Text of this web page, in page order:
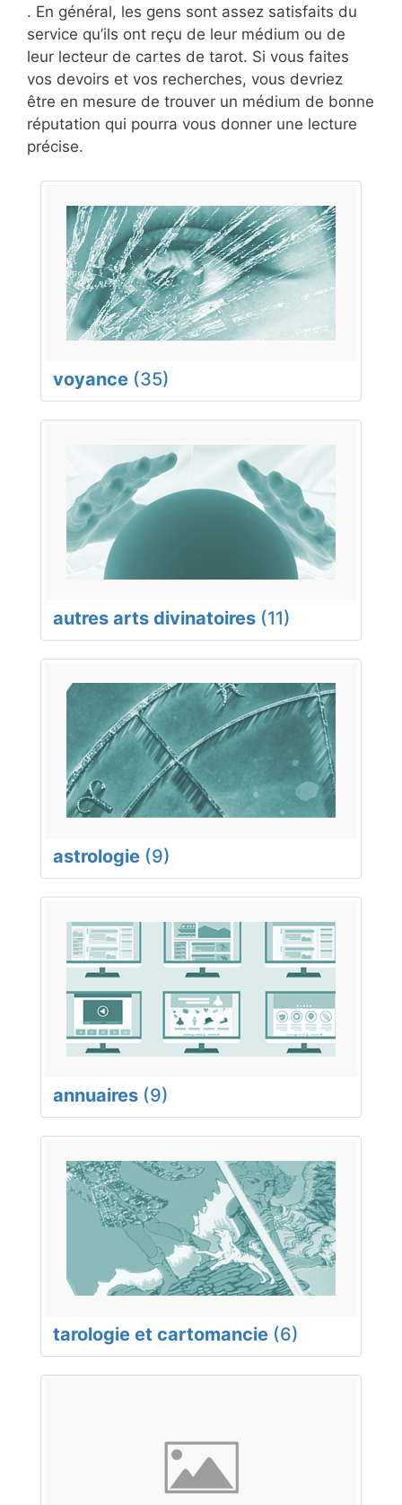
. En général, les gens sont assez satisfaits du
service qu’ils ont reçu de leur médium ou de
leur lecteur de cartes de tarot. Si vous faites
vos devoirs et vos recherches, vous devriez
être en mesure de trouver un médium de bonne
réputation qui pourra vous donner une lecture
précise.
voyance (35)
autres arts divinatoires (11)
astrologie (9)
annuaires (9)
tarologie et cartomancie (6)